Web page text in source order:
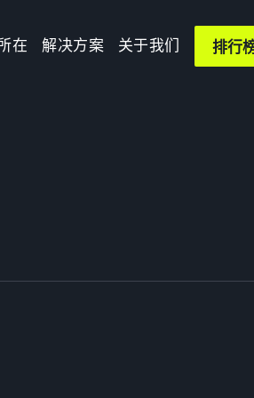
在 解决方案 关于我们 排行